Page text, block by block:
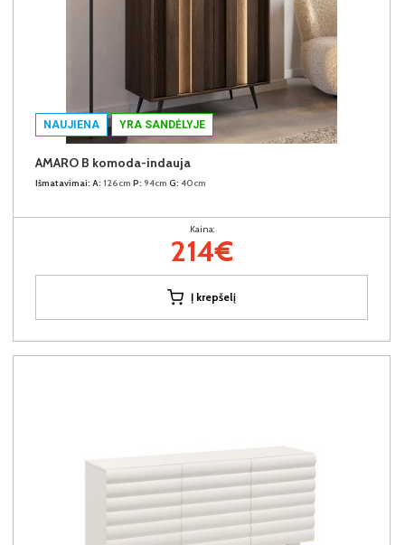
NAUJIENA YRA SANDĖLYJE
AMARO B komoda-indauja
Išmatavimai: A: 126cm P: 94cm G: 40cm
Kaina:
214€
Į krepšelį